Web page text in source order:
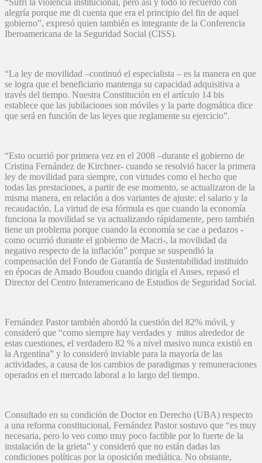
“Sufrí la violencia institucional, pero así y todo lo recuerdo con
alegría porque me di cuenta que era el principio del fin de aquel
gobierno”, expresó quien también es integrante de la Conferencia
Iberoamericana de la Seguridad Social (CISS).
“La ley de movilidad –continuó el especialista – es la manera en que
se logra que el beneficiario mantenga su capacidad adquisitiva a
través del tiempo. Nuestra Constitución en el artículo 14 bis
establece que las jubilaciones son móviles y la parte dogmática dice
que será en función de las leyes que reglamente su ejercicio”.
“Esto ocurrió por primera vez en el 2008 –durante el gobierno de
Cristina Fernández de Kirchner- cuando se resolvió hacer la primera
ley de movilidad para siempre, con virtudes como el hecho que
todas las prestaciones, a partir de ese momento, se actualizaron de la
misma manera, en relación a dos variantes de ajuste: el salario y la
recaudación. La virtud de esa fórmula es que cuando la economía
funciona la movilidad se va actualizando rápidamente, pero también
tiene un problema porque cuando la economía se cae a pedazos -
como ocurrió durante el gobierno de Macri-, la movilidad da
negativo respecto de la inflación” porque se suspendió la
compensación del Fondo de Garantía de Sustentabilidad instituido
en épocas de Amado Boudou cuando dirigía el Anses, repasó el
Director del Centro Interamericano de Estudios de Seguridad Social.
Fernández Pastor también abordó la cuestión del 82% móvil, y
consideró que “como siempre hay verdades y mitos alrededor de
estas cuestiones, el verdadero 82 % a nivel masivo nunca existió en
la Argentina” y lo consideró inviable para la mayoría de las
actividades, a causa de los cambios de paradigmas y remuneraciones
operados en el mercado laboral a lo largo del tiempo.
Consultado en su condición de Doctor en Derecho (UBA) respecto
a una reforma constitucional, Fernández Pastor sostuvo que “es muy
necesaria, pero lo veo como muy poco factible por lo fuerte de la
instalación de la grieta” y consideró que no están dadas las
condiciones políticas por la oposición mediática. No obstante,